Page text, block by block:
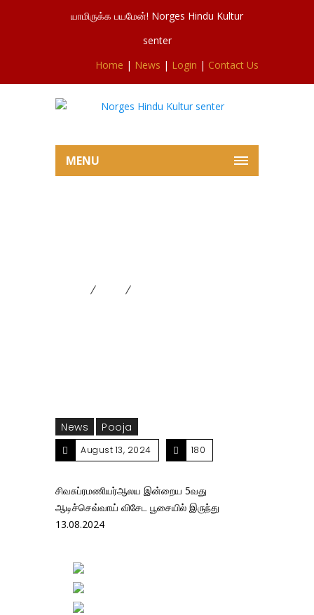
யாமிருக்க பயமேன்! Norges Hindu Kultur
senter
Home | News | Login | Contact Us
MENU
News Pooja
August 13, 2024 180
சிவசுப்ரமணியர்ஆலய இன்றைய 5வது
ஆடிச்செவ்வாய் விசேட பூசையில் இருந்து
13.08.2024